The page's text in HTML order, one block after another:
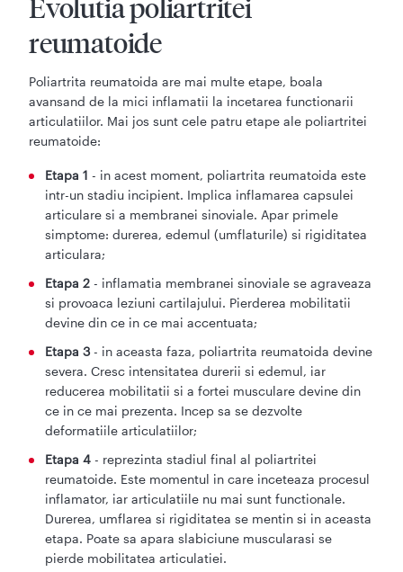
Evolutia poliartritei
reumatoide
Poliartrita reumatoida are mai multe etape, boala
avansand de la mici inflamatii la incetarea functionarii
articulatiilor. Mai jos sunt cele patru etape ale poliartritei
reumatoide:
Etapa 1 - in acest moment, poliartrita reumatoida este
intr-un stadiu incipient. Implica inflamarea capsulei
articulare si a membranei sinoviale. Apar primele
simptome: durerea, edemul (umflaturile) si rigiditatea
articulara;
Etapa 2 - inflamatia membranei sinoviale se agraveaza
si provoaca leziuni cartilajului. Pierderea mobilitatii
devine din ce in ce mai accentuata;
Etapa 3- in aceasta faza, poliartrita reumatoida devine
severa. Cresc intensitatea durerii si edemul, iar
reducerea mobilitatii si a fortei musculare devine din
ce in ce mai prezenta. Incep sa se dezvolte
deformatiile articulatiilor;
Etapa 4 - reprezinta stadiul final al poliartritei
reumatoide. Este momentul in care inceteaza procesul
inflamator, iar articulatiile nu mai sunt functionale.
Durerea, umflarea si rigiditatea se mentin si in aceasta
etapa. Poate sa apara slabiciune muscularasi se
pierde mobilitatea articulatiei.